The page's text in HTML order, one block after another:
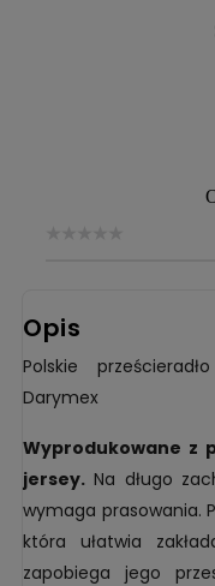
Opis
Polskie
Darymex
Wyprodukowane z
jersey. Na długo
wymaga prasowania.
która ułatwia
zapobiega jego